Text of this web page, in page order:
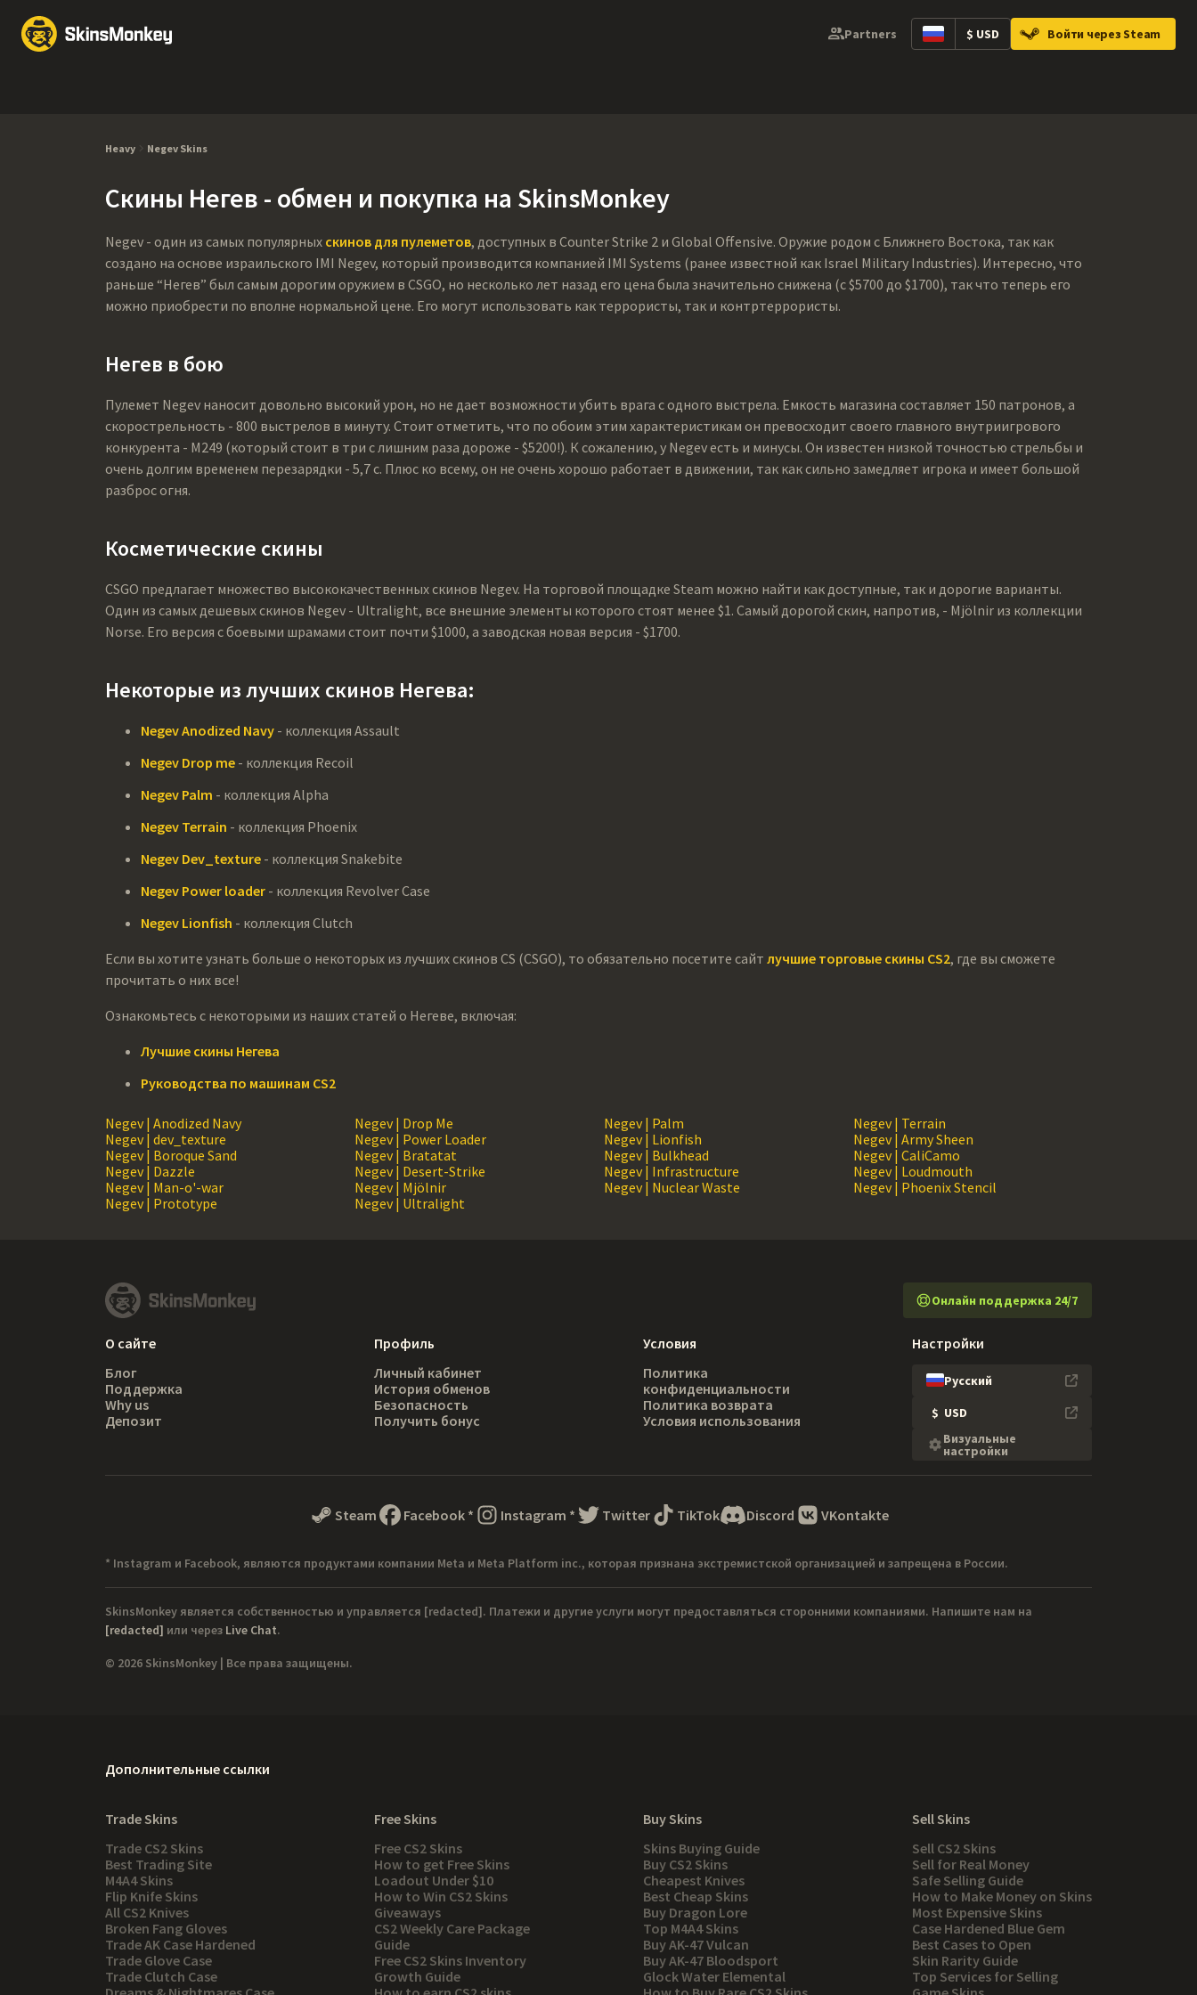
Partners $ USD Войти через Steam
Heavy Negev Skins
Скины Негев - обмен и покупка на SkinsMonkey
Negev - один из самых популярных скинов для пулеметов, доступных в Counter Strike 2 и Global Offensive. Оружие родом с Ближнего Востока, так как
создано на основе израильского IMI Negev, который производится компанией IMI Systems (ранее известной как Israel Military Industries). Интересно, что
раньше “Негев” был самым дорогим оружием в CSGO, но несколько лет назад его цена была значительно снижена (с $5700 до $1700), так что теперь его
можно приобрести по вполне нормальной цене. Его могут использовать как террористы, так и контртеррористы.
Негев в бою
Пулемет Negev наносит довольно высокий урон, но не дает возможности убить врага с одного выстрела. Емкость магазина составляет 150 патронов, а
скорострельность - 800 выстрелов в минуту. Стоит отметить, что по обоим этим характеристикам он превосходит своего главного внутриигрового
конкурента - M249 (который стоит в три с лишним раза дороже - $5200!). К сожалению, у Negev есть и минусы. Он известен низкой точностью стрельбы и
очень долгим временем перезарядки - 5,7 с. Плюс ко всему, он не очень хорошо работает в движении, так как сильно замедляет игрока и имеет большой
разброс огня.
Косметические скины
CSGO предлагает множество высококачественных скинов Negev. На торговой площадке Steam можно найти как доступные, так и дорогие варианты.
Один из самых дешевых скинов Negev - Ultralight, все внешние элементы которого стоят менее $1. Самый дорогой скин, напротив, - Mjölnir из коллекции
Norse. Его версия с боевыми шрамами стоит почти $1000, а заводская новая версия - $1700.
Некоторые из лучших скинов Негева:
Negev Anodized Navy - коллекция Assault
Negev Drop me - коллекция Recoil
Negev Palm - коллекция Alpha
Negev Terrain - коллекция Phoenix
Negev Dev_texture - коллекция Snakebite
Negev Power loader - коллекция Revolver Case
Negev Lionfish - коллекция Clutch
Если вы хотите узнать больше о некоторых из лучших скинов CS (CSGO), то обязательно посетите сайт лучшие торговые скины CS2, где вы сможете
прочитать о них все!
Ознакомьтесь с некоторыми из наших статей о Негеве, включая:
Лучшие скины Негева
Руководства по машинам CS2
Negev | Anodized Navy Negev | Drop Me Negev | Palm
Negev | Terrain
Negev | dev_texture
Negev | Power Loader Negev | Lionfish
Negev | Army Sheen
Negev | Boroque Sand
Negev | Bratatat Negev | Bulkhead
Negev | CaliCamo
Negev | Dazzle
Negev | Desert-Strike Negev | Infrastructure
Negev | Loudmouth
Negev | Man-o'-war
Negev | Mjölnir Negev | Nuclear Waste
Negev | Phoenix Stencil
Negev | Prototype
Negev | Ultralight
Онлайн поддержка 24/7
О сайте
Блог
Поддержка
Why us
Депозит
Профиль
Личный кабинет
История обменов
Безопасность
Получить бонус
Условия
Политика
конфиденциальности
Политика возврата
Условия использования
Настройки
Русский
$ USD
Визуальные
настройки
Steam Facebook * Instagram * Twitter TikTok Discord VKontakte
* Instagram и Facebook, являются продуктами компании Meta и Meta Platform inc., которая признана экстремистской организацией и запрещена в России.
SkinsMonkey является собственностью и управляется [redacted]. Платежи и другие услуги могут предоставляться сторонними компаниями. Напишите нам на
[redacted] или через Live Chat.
© 2026 SkinsMonkey | Все права защищены.
Дополнительные ссылки
Trade Skins
Trade CS2 Skins
Best Trading Site
M4A4 Skins
Flip Knife Skins
All CS2 Knives
Broken Fang Gloves
Trade AK Case Hardened
Trade Glove Case
Trade Clutch Case
Free Skins
Free CS2 Skins
How to get Free Skins
Loadout Under $10
How to Win CS2 Skins
Giveaways
CS2 Weekly Care Package
Guide
Free CS2 Skins Inventory
Growth Guide
Buy Skins
Skins Buying Guide
Buy CS2 Skins
Cheapest Knives
Best Cheap Skins
Buy Dragon Lore
Top M4A4 Skins
Buy AK-47 Vulcan
Buy AK-47 Bloodsport
Glock Water Elemental
Sell Skins
Sell CS2 Skins
Sell for Real Money
Safe Selling Guide
How to Make Money on Skins
Most Expensive Skins
Case Hardened Blue Gem
Best Cases to Open
Skin Rarity Guide
Top Services for Selling